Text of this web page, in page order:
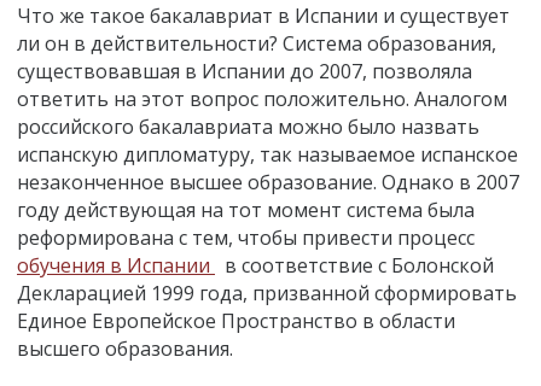
Что же такое бакалавриат в Испании и существует
ли он в действительности? Система образования,
существовавшая в Испании до 2007, позволяла
ответить на этот вопрос положительно. Аналогом
российского бакалавриата можно было назвать
испанскую дипломатуру, так называемое испанское
незаконченное высшее образование. Однако в 2007
году действующая на тот момент система была
реформирована с тем, чтобы привести процесс
обучения в Испании
в соответствие с Болонской
Декларацией 1999 года, призванной сформировать
Единое Европейское Пространство в области
высшего образования.